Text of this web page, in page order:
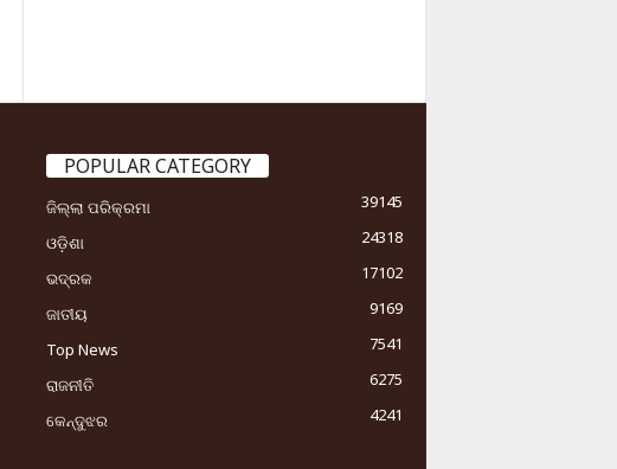
POPULAR CATEGORY
ଜିଲ୍ଲା ପରିକ୍ରମା
39145
ଓଡ଼ିଶା
24318
ଭଦ୍ରକ
17102
ଜାତୀୟ
9169
Top News
7541
ରାଜନୀତି
6275
କେନ୍ଦୁଝର
4241